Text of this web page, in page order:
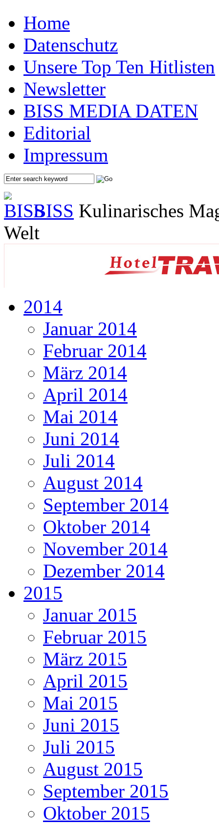
Home
Datenschutz
Unsere Top Ten Hitlisten
Newsletter
BISS MEDIA DATEN
Editorial
Impressum
BISS Kulinarisches
Welt
2014
Januar 2014
Februar 2014
März 2014
April 2014
Mai 2014
Juni 2014
Juli 2014
August 2014
September 2014
Oktober 2014
November 2014
Dezember 2014
2015
Januar 2015
Februar 2015
März 2015
April 2015
Mai 2015
Juni 2015
Juli 2015
August 2015
September 2015
Oktober 2015